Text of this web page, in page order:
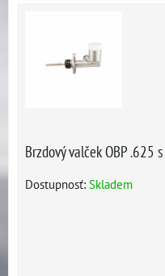
Brzdový valček OBP .625
Dostupnosť: Skladem